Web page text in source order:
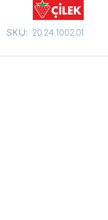
SKU: 20.24.1002.01